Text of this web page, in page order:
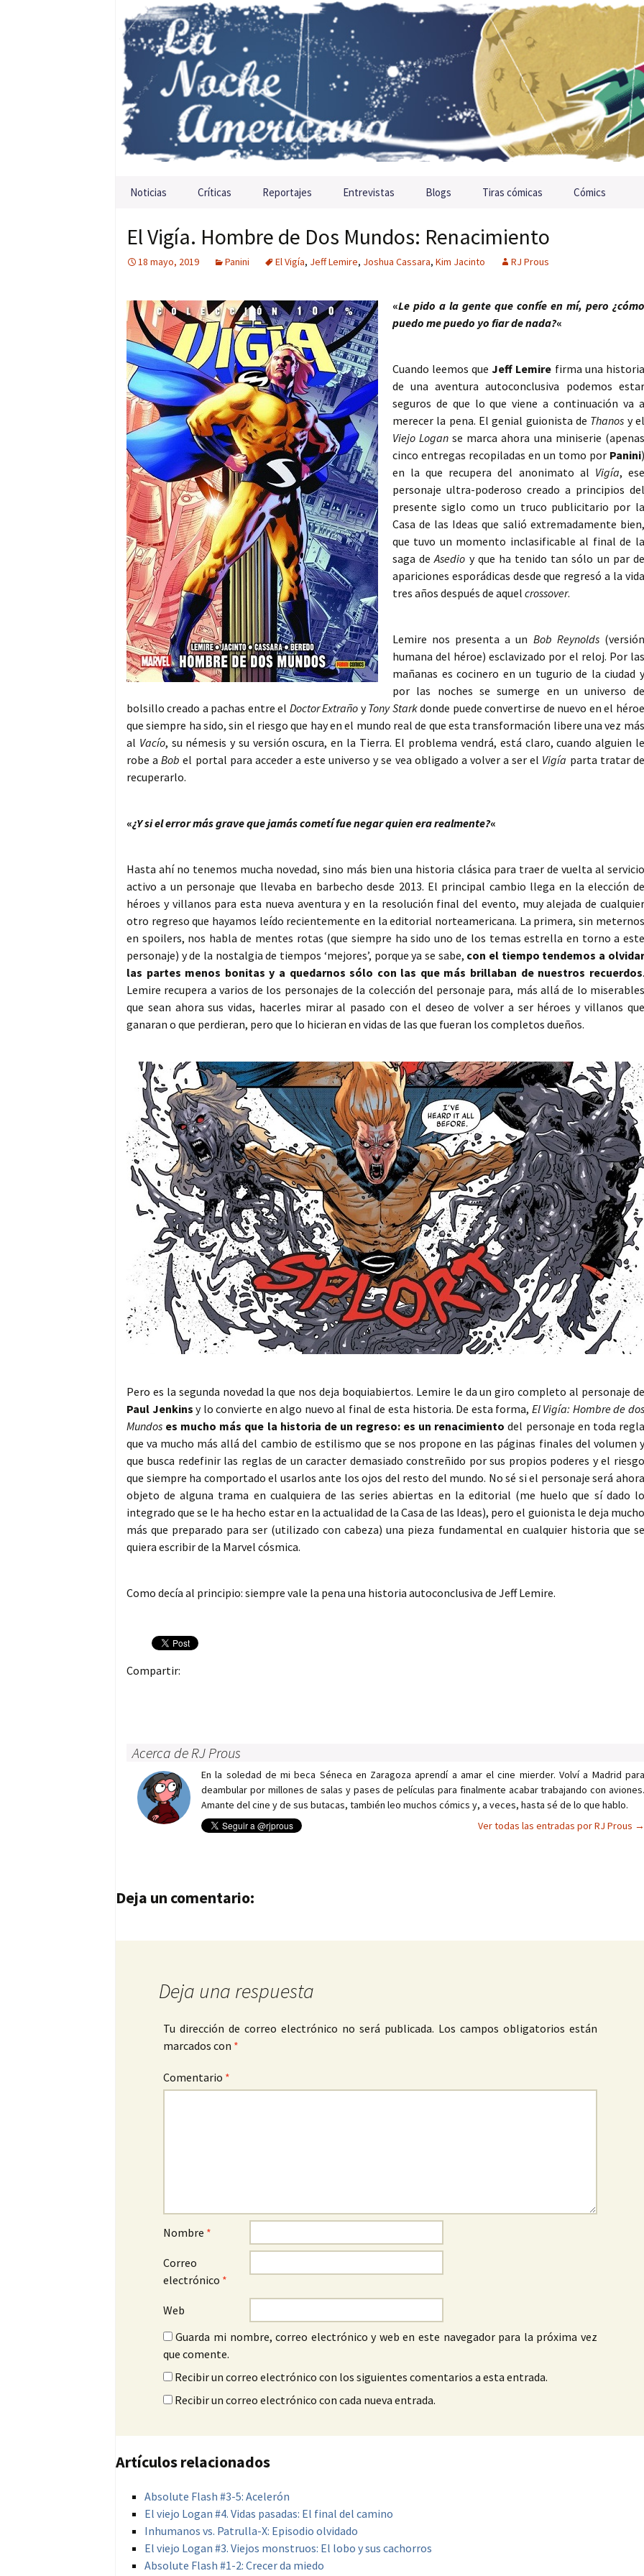
Saltar al contenido
Noticias Críticas Reportajes Entrevistas Blogs Tiras cómicas Cómics
El Vigía. Hombre de Dos Mundos: Renacimiento
18 mayo, 2019 Panini El Vigía, Jeff Lemire, Joshua Cassara, Kim Jacinto RJ Prous
«Le pido a la gente que confíe en mí, pero ¿cómo
puedo me puedo yo fiar de nada?«
Cuando leemos queJeff Lemire firma una historia
de una aventura autoconclusiva podemos estar
seguros de que lo que viene a continuación va a
merecer la pena. El genial guionista de Thanos y el
Viejo Logan se marca ahora una miniserie (apenas
cinco entregas recopiladas en un tomo por Panini)
en la que recupera del anonimato al Vigía, ese
personaje ultra-poderoso creado a principios del
presente siglo como un truco publicitario por la
Casa de las Ideas que salió extremadamente bien,
que tuvo un momento inclasificable al final de la
saga deAsedio y que ha tenido tan sólo un par de
apariciones esporádicas desde que regresó a la vida
tres años después de aquel crossover.
Lemire nos presenta a un Bob Reynolds(versión
humana del héroe) esclavizado por el reloj. Por las
mañanas es cocinero en un tugurio de la ciudad y
por las noches se sumerge en un universo de
bolsillo creado a pachas entre el Doctor Extraño yTony Starkdonde puede convertirse de nuevo en el héroe
que siempre ha sido, sin el riesgo que hay en el mundo real de que esta transformación libere una vez más
al Vacío, su némesis y su versión oscura, en la Tierra. El problema vendrá, está claro, cuando alguien le
robe aBob el portal para acceder a este universo y se vea obligado a volver a ser el Vigía parta tratar de
recuperarlo.
«¿Y si el error más grave que jamás cometí fue negar quien era realmente?«
Hasta ahí no tenemos mucha novedad, sino más bien una historia clásica para traer de vuelta al servicio
activo a un personaje que llevaba en barbecho desde 2013. El principal cambio llega en la elección de
héroes y villanos para esta nueva aventura y en la resolución final del evento, muy alejada de cualquier
otro regreso que hayamos leído recientemente en la editorial norteamericana. La primera, sin meternos
en spoilers, nos habla de mentes rotas (que siempre ha sido uno de los temas estrella en torno a este
personaje) y de la nostalgia de tiempos ‘mejores’, porque ya se sabe, con el tiempo tendemos a olvidar
las partes menos bonitas y a quedarnos sólo con las que más brillaban de nuestros recuerdos.
Lemire recupera a varios de los personajes de la colección del personaje para, más allá de lo miserables
que sean ahora sus vidas, hacerles mirar al pasado con el deseo de volver a ser héroes y villanos que
ganaran o que perdieran, pero que lo hicieran en vidas de las que fueran los completos dueños.
Pero es la segunda novedad la que nos deja boquiabiertos. Lemire le da un giro completo al personaje de
Paul Jenkins y lo convierte en algo nuevo al final de esta historia. De esta forma, El Vigía: Hombre de dos
Mundos es mucho más que la historia de un regreso: es un renacimiento del personaje en toda regla
que va mucho más allá del cambio de estilismo que se nos propone en las páginas finales del volumen y
que busca redefinir las reglas de un caracter demasiado constreñido por sus propios poderes y el riesgo
que siempre ha comportado el usarlos ante los ojos del resto del mundo. No sé si el personaje será ahora
objeto de alguna trama en cualquiera de las series abiertas en la editorial (me huelo que sí dado lo
integrado que se le ha hecho estar en la actualidad de la Casa de las Ideas), pero el guionista le deja mucho
más que preparado para ser (utilizado con cabeza) una pieza fundamental en cualquier historia que se
quiera escribir de la Marvel cósmica.
Como decía al principio: siempre vale la pena una historia autoconclusiva de Jeff Lemire.
Compartir:
Acerca de RJ Prous
En la soledad de mi beca Séneca en Zaragoza aprendí a amar el cine mierder. Volví a Madrid para
deambular por millones de salas y pases de películas para finalmente acabar trabajando con aviones.
Amante del cine y de sus butacas, también leo muchos cómics y, a veces, hasta sé de lo que hablo.
Ver todas las entradas por RJ Prous →
Navegación de entradas
Deja un comentario:
Deja una respuesta
Tu dirección de correo electrónico no será publicada. Los campos obligatorios están
marcados con *
Comentario *
Nombre *
Correo
electrónico *
Web
Guarda mi nombre, correo electrónico y web en este navegador para la próxima vez
que comente.
Recibir un correo electrónico con los siguientes comentarios a esta entrada.
Recibir un correo electrónico con cada nueva entrada.
Artículos relacionados
Absolute Flash #3-5: Acelerón
El viejo Logan #4. Vidas pasadas: El final del camino
Inhumanos vs. Patrulla-X: Episodio olvidado
El viejo Logan #3. Viejos monstruos: El lobo y sus cachorros
Absolute Flash #1-2: Crecer da miedo